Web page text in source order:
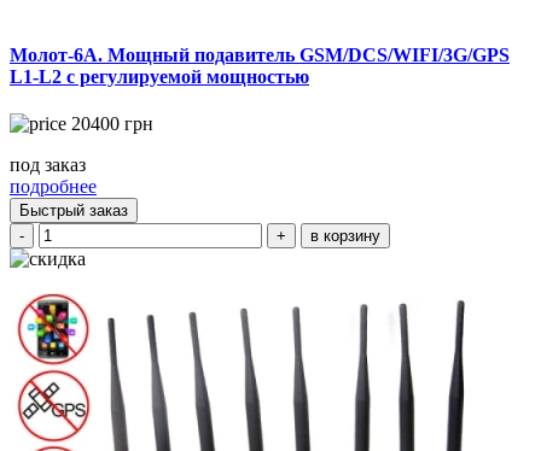
Молот-6А. Мощный подавитель GSM/DCS/WIFI/3G/GPS
L1-L2 с регулируемой мощностью
20400 грн
под заказ
подробнее
Быстрый заказ
-
+ в корзину